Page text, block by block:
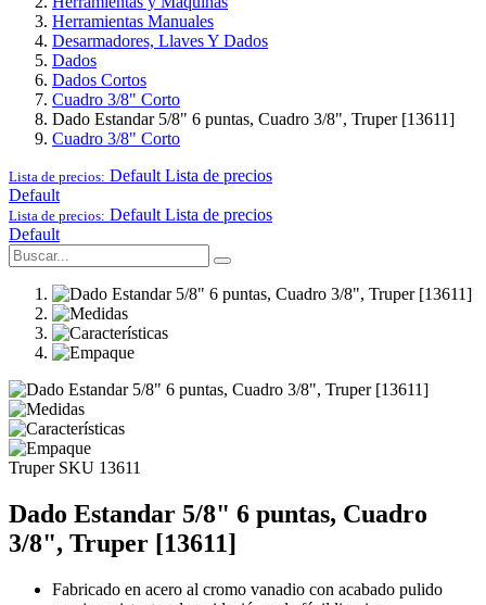
Herramientas Manuales
Desarmadores, Llaves Y Dados
Dados
Dados Cortos
Cuadro 3/8" Corto
Dado Estandar 5/8" 6 puntas, Cuadro 3/8", Truper [13611]
Cuadro 3/8" Corto
Lista de precios: Default Lista de precios
Default
Lista de precios: Default Lista de precios
Default
Truper SKU 13611
Dado Estandar 5/8" 6 puntas, Cuadro
3/8", Truper [13611]
Fabricado en acero al cromo vanadio con acabado pulido